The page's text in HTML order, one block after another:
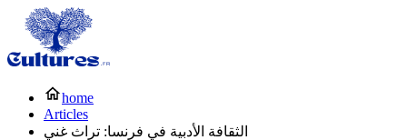
home
Articles
الثقافة الأدبية في فرنسا: تراث غني